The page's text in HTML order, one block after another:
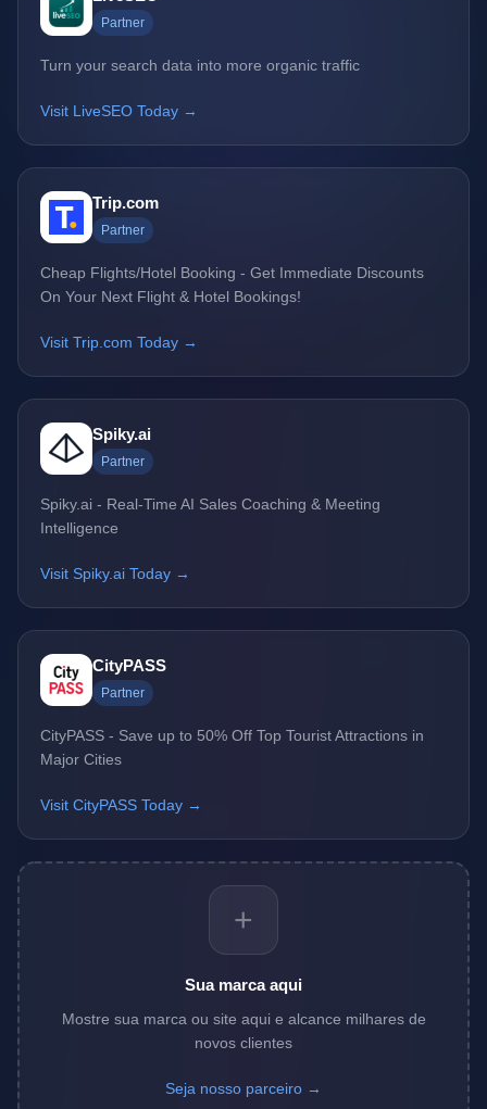
Partner
Turn your search data into more organic traffic
Visit LiveSEO Today →
Trip.com
Partner
Cheap Flights/Hotel Booking - Get Immediate Discounts
On Your Next Flight & Hotel Bookings!
Visit Trip.com Today →
Spiky.ai
Partner
Spiky.ai - Real-Time AI Sales Coaching & Meeting
Intelligence
Visit Spiky.ai Today →
CityPASS
Partner
CityPASS - Save up to 50% Off Top Tourist Attractions in
Major Cities
Visit CityPASS Today →
+
Sua marca aqui
Mostre sua marca ou site aqui e alcance milhares de
novos clientes
Seja nosso parceiro →